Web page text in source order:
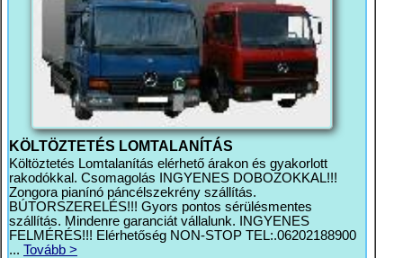
KÖLTÖZTETÉS LOMTALANÍTÁS
Költöztetés Lomtalanítás elérhető árakon és gyakorlott
rakodókkal. Csomagolás INGYENES DOBOZOKKAL!!!
Zongora pianínó páncélszekrény szállítás.
BÚTORSZERELÉS!!! Gyors pontos sérülésmentes
szállítás. Mindenre garanciát vállalunk. INGYENES
FELMÉRÉS!!! Elérhetőség NON-STOP TEL:.06202188900
... Tovább >